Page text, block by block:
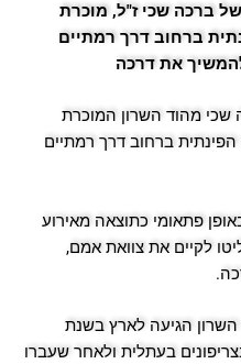
ברכה שכי ז"ל, מוכרת
ברחוב דרך רמתיים
להמשיך את דרכה
שכי מהוד השרון המוכרת
ברחוב דרך רמתיים
נפטרה באופן פתאומי כתוצאה מאירוע
לקיים את צוואת אמם,
הגיעה לארץ בשנת
בעתלית ולאחר שעברו